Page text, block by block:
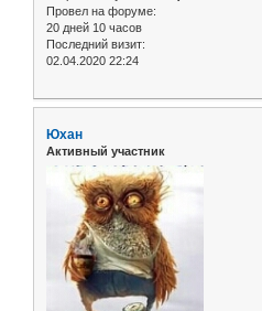
Провел на форуме:
20 дней 10 часов
Последний визит:
02.04.2020 22:24
Юхан
Активный участник